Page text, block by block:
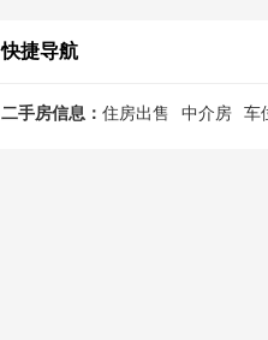
快捷导航
二手房信息： 住房出售 中介房 车